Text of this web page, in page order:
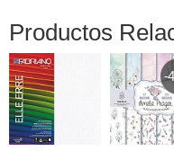
Productos
-